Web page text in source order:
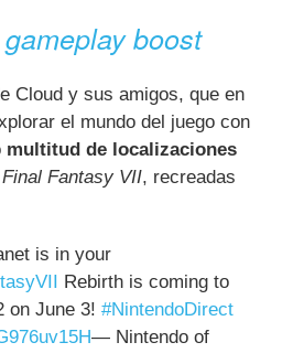
gameplay boost
Cloud y sus amigos, que en
el mundo del juego con
multitud de localizaciones
Final Fantasy VII, recreadas
is in your
Rebirth is coming to
on June 3!#NintendoDirect
— Nintendo of